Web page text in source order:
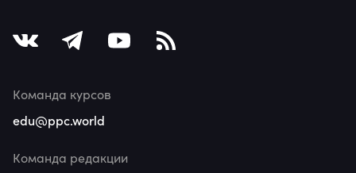
Команда курсов
edu@ppc.world
Команда редакции